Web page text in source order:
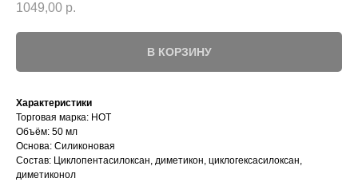
1049,00 р.
В КОРЗИНУ
Характеристики
Торговая марка: HOT
Объём: 50 мл
Основа: Силиконовая
Состав: Циклопентасилоксан, диметикон, циклогексасилоксан,
диметиконол